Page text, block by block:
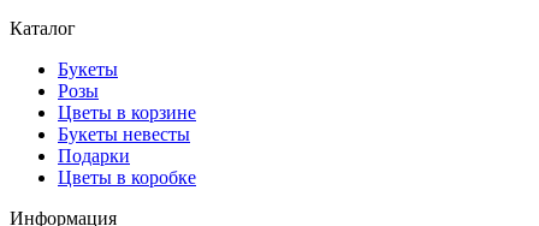
Каталог
Букеты
Розы
Цветы в корзине
Букеты невесты
Подарки
Цветы в коробке
Информация